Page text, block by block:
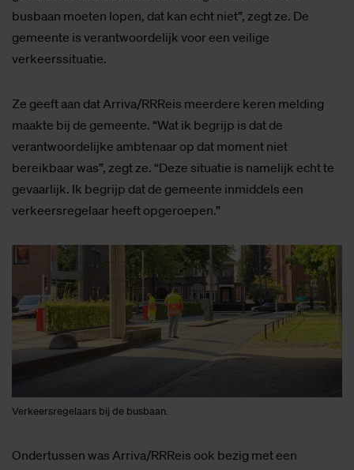
busbaan moeten lopen, dat kan echt niet”, zegt ze. De
gemeente is verantwoordelijk voor een veilige
verkeerssituatie.
Ze geeft aan dat Arriva/RRReis meerdere keren melding
maakte bij de gemeente. “Wat ik begrijp is dat de
verantwoordelijke ambtenaar op dat moment niet
bereikbaar was”, zegt ze. “Deze situatie is namelijk echt te
gevaarlijk. Ik begrijp dat de gemeente inmiddels een
verkeersregelaar heeft opgeroepen.”
Verkeersregelaars bij de busbaan.
Ondertussen was Arriva/RRReis ook bezig met een